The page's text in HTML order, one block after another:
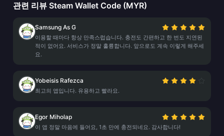
관련 리뷰 Steam Wallet Code (MYR)
Samsung As G
이용할 때마다 항상 만족스럽습니다. 충전도 간편하고 한 번도 지연된
적이 없어요. 서비스가 정말 훌륭합니다. 앞으로도 계속 이렇게 해주세
요.
Yobeisis Rafezca
최고의 앱입니다. 유용하고 빨라요.
Egor Miholap
이 앱 정말 마음에 들어요, 1초 만에 충전되네요. 감사합니다!